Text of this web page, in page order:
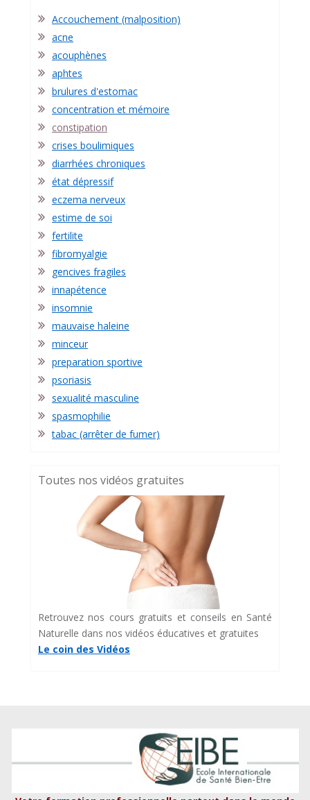
Accouchement (malposition)
acne
acouphènes
aphtes
brulures d'estomac
concentration et mémoire
constipation
crises boulimiques
diarrhées chroniques
état dépressif
eczema nerveux
estime de soi
fertilite
fibromyalgie
gencives fragiles
innapétence
insomnie
mauvaise haleine
minceur
preparation sportive
psoriasis
sexualité masculine
spasmophilie
tabac (arrêter de fumer)
Toutes nos vidéos gratuites
Retrouvez nos cours gratuits et conseils en Santé
Naturelle dans nos vidéos éducatives et gratuites
Le coin des Vidéos